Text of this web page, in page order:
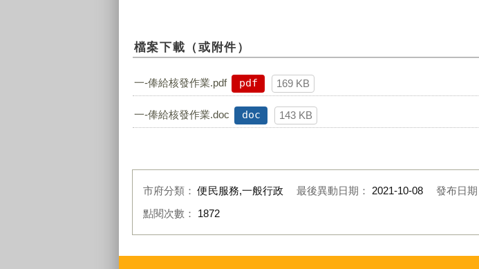
檔案下載（或附件）
一-俸給核發作業.pdf pdf 169 KB
一-俸給核發作業.doc doc 143 KB
市府分類：便民服務,一般行政 最後異動日期： 2021-10-08 發布日期
點閱次數： 1872